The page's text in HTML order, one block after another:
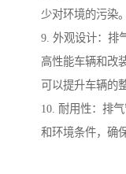
少对环境的污染。
9. 外观设计：排
高性能车辆和改
可以提升车辆的
10. 耐用性：排
和环境条件，确